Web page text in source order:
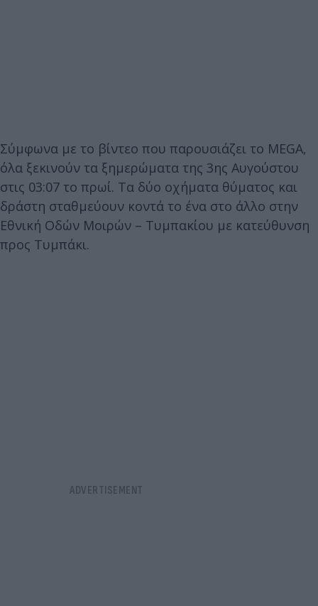
Σύμφωνα με το βίντεο που παρουσιάζει το MEGA,
όλα ξεκινούν τα ξημερώματα της 3ης Αυγούστου
στις 03:07 το πρωί. Τα δύο οχήματα θύματος και
δράστη σταθμεύουν κοντά το ένα στο άλλο στην
Εθνική Οδών Μοιρών – Τυμπακίου με κατεύθυνση
προς Τυμπάκι.